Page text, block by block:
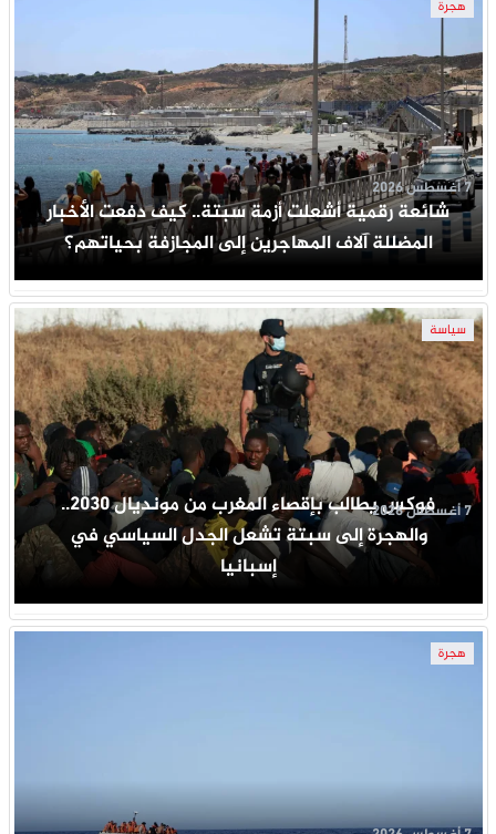
هجرة
شائعة رقمية أشعلت أزمة سبتة.. كيف دفعت الأخبار
المضللة آلاف المهاجرين إلى المجازفة بحياتهم؟
7 أغسطس 2026
سياسة
فوكس يطالب بإقصاء المغرب من مونديال 2030..
والهجرة إلى سبتة تشعل الجدل السياسي في
إسبانيا
7 أغسطس 2026
هجرة